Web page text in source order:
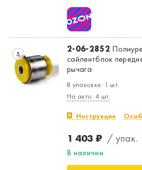
5 2-06-2852
сайлентблок
рычага
В упаковке: 1 шт.
На авто: 4 шт.
Инструкция
1 403 ₽ / упак.
В наличии